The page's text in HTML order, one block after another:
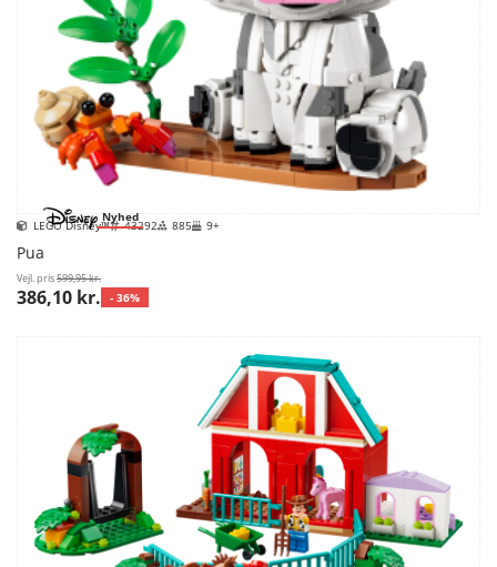
Nyhed
LEGO Disney™ 43292 885 9+
Pua
Vejl. pris599,95 kr.
386,10 kr. - 36%